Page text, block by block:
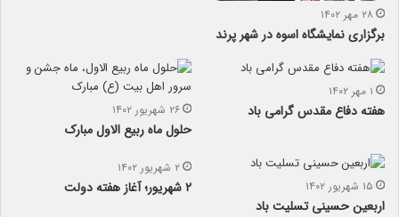
۲۸ مهر ۱۴۰۲
برگزاری نمایشگاه اسوه در شهر پرند
۱ مهر ۱۴۰۲
هفته دفاع مقدس گرامی باد ۲۶ شهریور ۱۴۰۲
حلول ماه ربیع الاول مبارک
۱۵ شهریور ۱۴۰۲
اربعین حسینی تسلیت باد
۲ شهریور ۱۴۰۲
۲ شهریور؛ آغاز هفته دولت